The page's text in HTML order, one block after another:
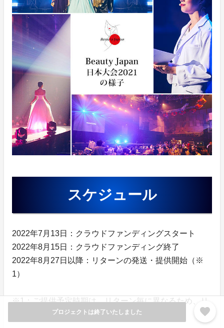
プロジェクトは終了いたしました favorite
スケジュール
2022年7月13日：クラウドファンディングスタート
2022年8月15日：クラウドファンディング終了
2022年8月27日以降：リターンの発送・提供開始（※
1）
※1：ご提供予定時期は、リターン毎に異なるため、リ
ターンの配送予定時期をご参照願います。